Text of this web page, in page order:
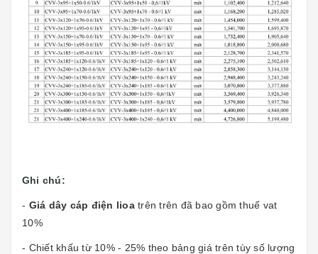
Ghi chú:
- Giá dây cáp điện lioa trên trên đã bao gồm thuế vat
10%
- Chiết khấu từ 10% - 25% theo bảng giá trên tùy số lượng